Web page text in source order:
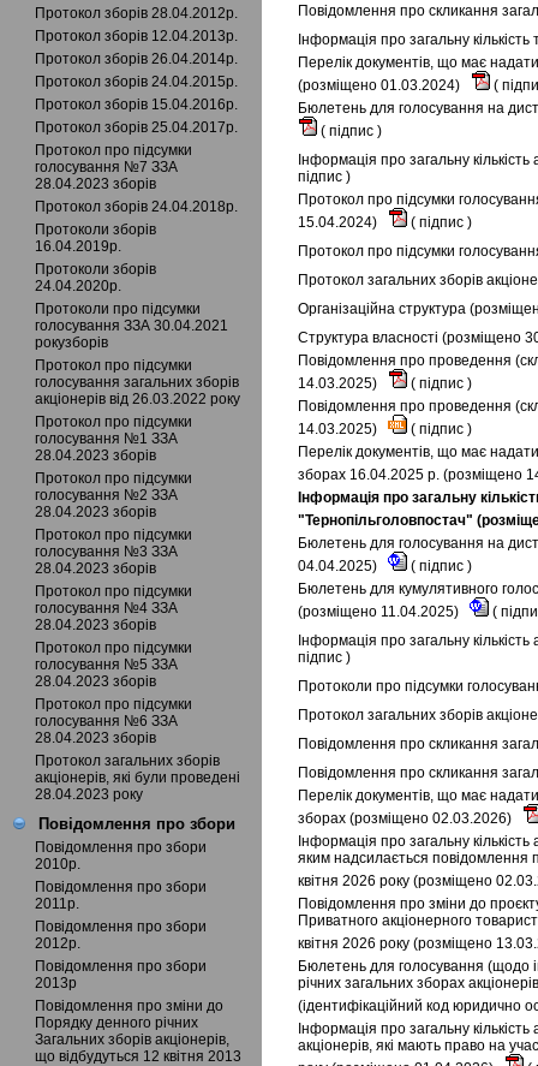
Протокол зборів 28.04.2012р.
Протокол зборів 12.04.2013р.
Протокол зборів 26.04.2014р.
Протокол зборів 24.04.2015р.
Протокол зборів 15.04.2016р.
Протокол зборів 25.04.2017р.
Протокол про підсумки
голосування №7 ЗЗА
28.04.2023 зборів
Протокол зборів 24.04.2018р.
Протоколи зборів
16.04.2019р.
Протоколи зборів
24.04.2020р.
Протоколи про підсумки
голосування ЗЗА 30.04.2021
рокузборів
Протокол про підсумки
голосування загальних зборів
акціонерів від 26.03.2022 року
Протокол про підсумки
голосування №1 ЗЗА
28.04.2023 зборів
Протокол про підсумки
голосування №2 ЗЗА
28.04.2023 зборів
Протокол про підсумки
голосування №3 ЗЗА
28.04.2023 зборів
Протокол про підсумки
голосування №4 ЗЗА
28.04.2023 зборів
Протокол про підсумки
голосування №5 ЗЗА
28.04.2023 зборів
Протокол про підсумки
голосування №6 ЗЗА
28.04.2023 зборів
Протокол загальних зборів
акціонерів, які були проведені
28.04.2023 року
Повідомлення про збори
Повідомлення про збори
2010р.
Повідомлення про збори
2011р.
Повідомлення про збори
2012р.
Повідомлення про збори
2013р
Повідомлення про зміни до
Порядку денного річних
Загальних зборів акціонерів,
що відбудуться 12 квітня 2013
Повідомлення про скликання
Інформація про загальну
Перелік документів, що має
(розміщено 01.03.2024)
(
Бюлетень для голосування на
( підпис )
Інформація про загальну
підпис )
Протокол про підсумки
15.04.2024)
( підпис )
Протокол про підсумки
Протокол загальних зборів
Організаційна структура
Структура власності (розміщено
Повідомлення про проведення
14.03.2025)
( підпис )
Повідомлення про проведення
14.03.2025)
( підпис )
Перелік документів, що має
зборах 16.04.2025 р. (розміщено
Інформація про загальну
"Тернопільголовпостач"
Бюлетень для голосування на
04.04.2025)
( підпис )
Бюлетень для кумулятивного
(розміщено 11.04.2025)
(
Інформація про загальну
підпис )
Протоколи про підсумки
Протокол загальних зборів
Повідомлення про скликання
Повідомлення про скликання
Перелік документів, що має
зборах (розміщено 02.03.2026)
Інформація про загальну
яким надсилається повідомлення
квітня 2026 року (розміщено
Повідомлення про зміни до
Приватного акціонерного
квітня 2026 року (розміщено
Бюлетень для голосування (щодо
річних загальних зборах
(ідентифікаційний код юридично
Інформація про загальну
акціонерів, які мають право на